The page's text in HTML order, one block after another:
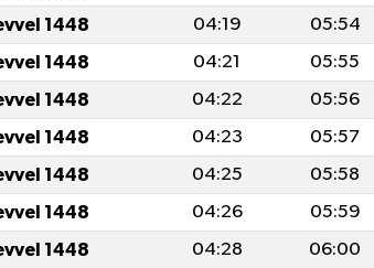
1448 04:19 05:54
1448 04:21 05:55
1448 04:22 05:56
1448 04:23 05:57
1448 04:25 05:58
1448 04:26 05:59
1448 04:28 06:00